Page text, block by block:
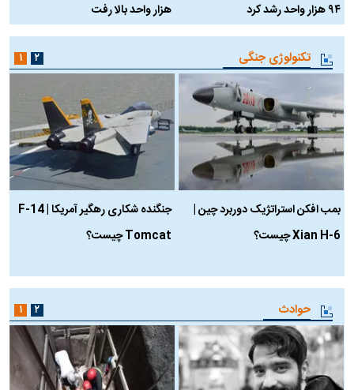
۹۴ هزار واحد رشد کرد
هزار واحد بالا رفت
تکنولوژی جنگی
بمب افکن استراتژیک دوربرد چین |
Xian H-6 چیست؟
جنگنده شکاری رهگیر آمریکا | F-14
Tomcat چیست؟
۱ ۲
حوادث ۱ ۲